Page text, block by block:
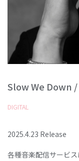
Slow We Down /
DIGITAL
2025.4.23 Release
各種音楽配信サービ